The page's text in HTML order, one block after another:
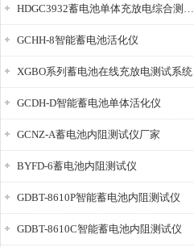
HDGC3932蓄电池单体充放电综合测试仪
GCHH-8智能蓄电池活化仪
XGBO系列蓄电池在线充放电测试系统
GCDH-D智能蓄电池单体活化仪
GCNZ-A蓄电池内阻测试仪厂家
BYFD-6蓄电池内阻测试仪
GDBT-8610P智能蓄电池内阻测试仪
GDBT-8610C智能蓄电池内阻测试仪